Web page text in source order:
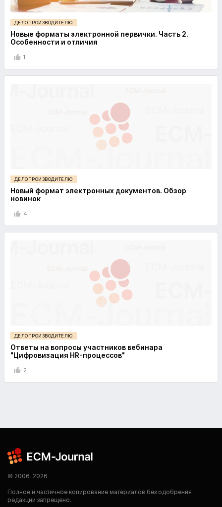
ДЕЛОПРОИЗВОДИТЕЛЮ
Новые форматы электронной первички. Часть 2.
Особенности и отличия
1
ДЕЛОПРОИЗВОДИТЕЛЮ
Новый формат электронных документов. Обзор
новинок
4
ДЕЛОПРОИЗВОДИТЕЛЮ
Ответы на вопросы участников вебинара
"Цифровизация HR-процессов"
2
© 2006-2026
Полное и частичное копирование материалов без одобрения
редакции запрещено.